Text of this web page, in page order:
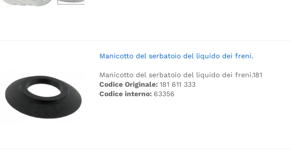
Manicotto del serbatoio del liquido dei freni.
Manicotto del serbatoio del liquido dei freni.181
Codice Originale: 181 611 333
Codice interno: 63356